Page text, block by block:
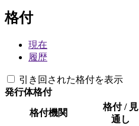
格付
現在
履歴
引き回された格付を表示
発行体格付
格付機関
格付 / 見
通し